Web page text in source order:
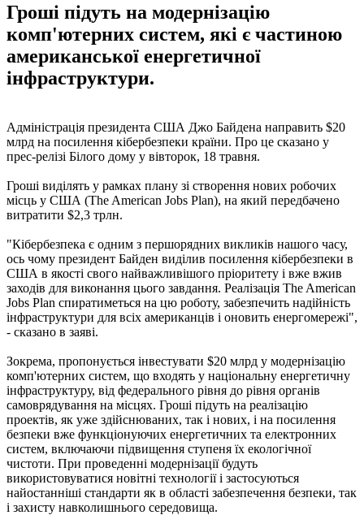
Гроші підуть на модернізацію
комп'ютерних систем, які є частиною
американської енергетичної
інфраструктури.
Адміністрація президента США Джо Байдена направить $20
млрд на посилення кібербезпеки країни. Про це сказано у
прес-релізі Білого дому у вівторок, 18 травня.
Гроші виділять у рамках плану зі створення нових робочих
місць у США (The American Jobs Plan), на який передбачено
витратити $2,3 трлн.
"Кібербезпека є одним з першорядних викликів нашого часу,
ось чому президент Байден виділив посилення кібербезпеки в
США в якості свого найважливішого пріоритету і вже вжив
заходів для виконання цього завдання. Реалізація The American
Jobs Plan спиратиметься на цю роботу, забезпечить надійність
інфраструктури для всіх американців і оновить енергомережі",
- сказано в заяві.
Зокрема, пропонується інвестувати $20 млрд у модернізацію
комп'ютерних систем, що входять у національну енергетичну
інфраструктуру, від федерального рівня до рівня органів
самоврядування на місцях. Гроші підуть на реалізацію
проектів, як уже здійснюваних, так і нових, і на посилення
безпеки вже функціонуючих енергетичних та електронних
систем, включаючи підвищення ступеня їх екологічної
чистоти. При проведенні модернізації будуть
використовуватися новітні технології і застосуються
найостанніші стандарти як в області забезпечення безпеки, так
і захисту навколишнього середовища.